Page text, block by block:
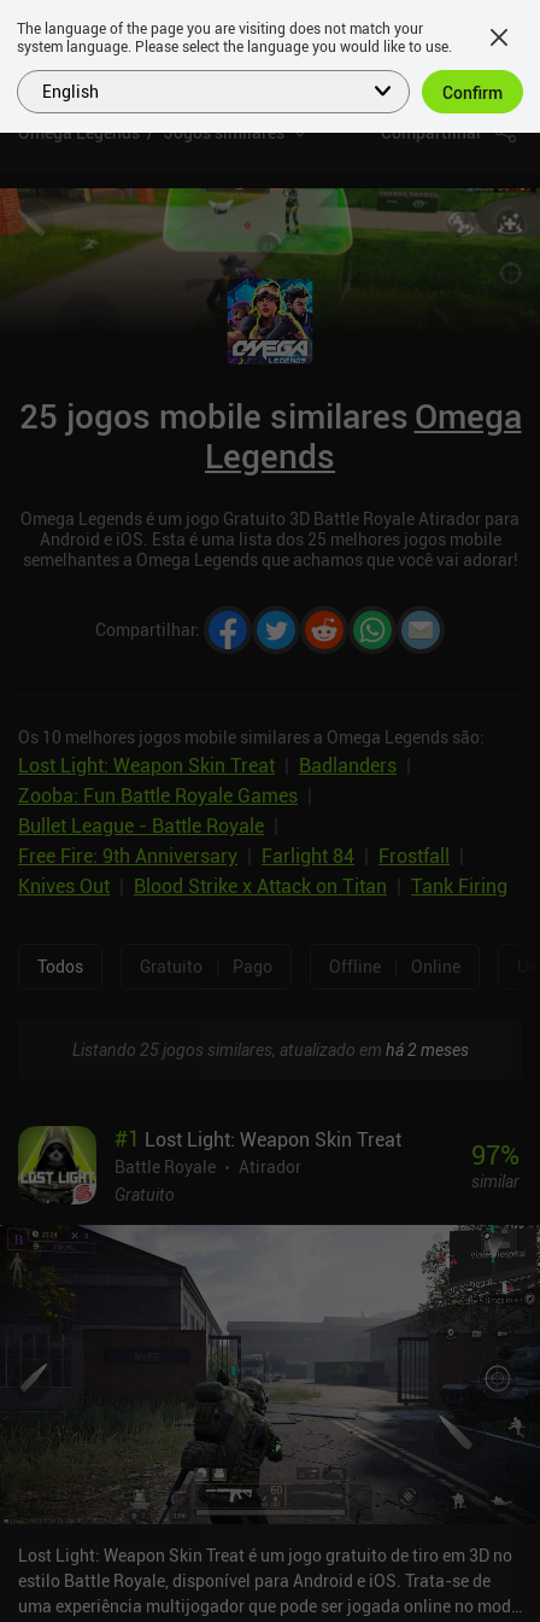
Omega Legends Jogos similares Compartilhar
25 jogos mobile similaresOmega
Legends
Omega Legends é um jogo Gratuito 3D Battle Royale Atirador para
Android e iOS. Esta é uma lista dos 25 melhores jogos mobile
semelhantes a Omega Legends que achamos que você vai adorar!
Compartilhar:
Os 10 melhores jogos mobile similares a Omega Legends são:
Lost Light: Weapon Skin Treat Badlanders
Zooba: Fun Battle Royale Games
Bullet League - Battle Royale
Free Fire: 9th Anniversary
Farlight 84 Frostfall
Knives Out
Blood Strike x Attack on Titan Tank Firing
Todos Gratuito Pago Offline Online
Listando 25 jogos similares, atualizado em há 2 meses
#1 Lost Light: Weapon Skin Treat
Battle Royale
Atirador
Gratuito
97%
similar
Lost Light: Weapon Skin Treat é um jogo gratuito de tiro em 3D no
estilo Battle Royale, disponível para Android e iOS. Trata-se de
uma experiência multijogador que pode ser jogada online no modo
The language of the page you are visiting does not match your
system language. Please select the language you would like to use.
English Confirm